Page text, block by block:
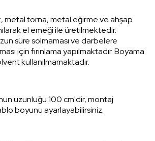
metal torna, metal eğirme ve ahşap
el emeği ile üretilmektedir.
süre solmaması ve darbelere
için fırınlama yapılmaktadır. Boyama
kullanılmamaktadır.
uzunluğu 100 cm'dir, montaj
boyunu ayarlayabilirsiniz.